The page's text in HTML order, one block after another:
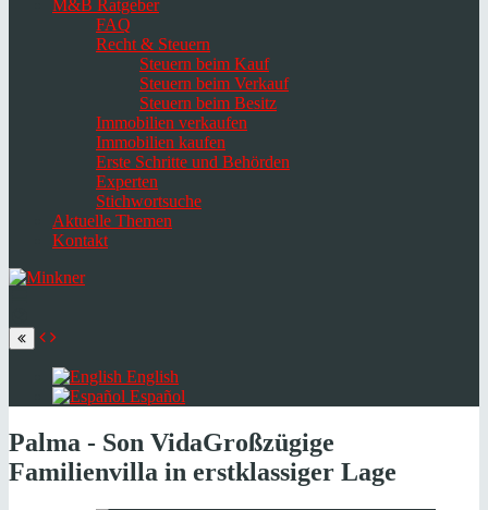
M&B Ratgeber
FAQ
Recht & Steuern
Steuern beim Kauf
Steuern beim Verkauf
Steuern beim Besitz
Immobilien verkaufen
Immobilien kaufen
Erste Schritte und Behörden
Experten
Stichwortsuche
Aktuelle Themen
Kontakt
language
English
Español
Palma - Son VidaGroßzügige
Familienvilla in erstklassiger Lage